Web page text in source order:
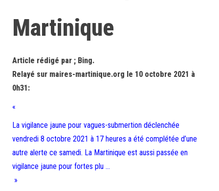
Martinique
Article rédigé par ; Bing.
Relayé sur maires-martinique.org le 10 octobre 2021 à
0h31:
«
La vigilance jaune pour vagues-submertion déclenchée
vendredi 8 octobre 2021 à 17 heures a été complétée d’une
autre alerte ce samedi. La Martinique est aussi passée en
vigilance jaune pour fortes plu …
»